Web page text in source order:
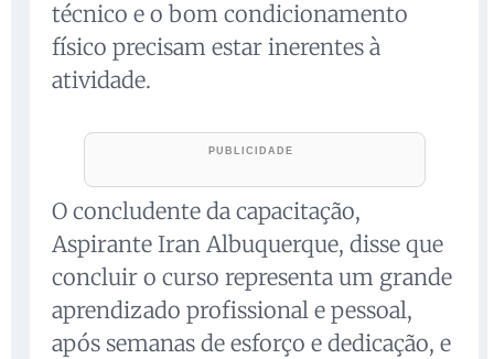
técnico e o bom condicionamento
físico precisam estar inerentes à
atividade.
O concludente da capacitação,
Aspirante Iran Albuquerque, disse que
concluir o curso representa um grande
aprendizado profissional e pessoal,
após semanas de esforço e dedicação, e